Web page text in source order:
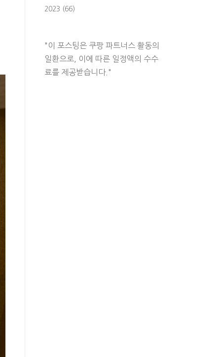
2023 (66)
"이 포스팅은 쿠팡 파트너스 활동의
일환으로, 이에 따른 일정액의 수수
료를 제공받습니다."